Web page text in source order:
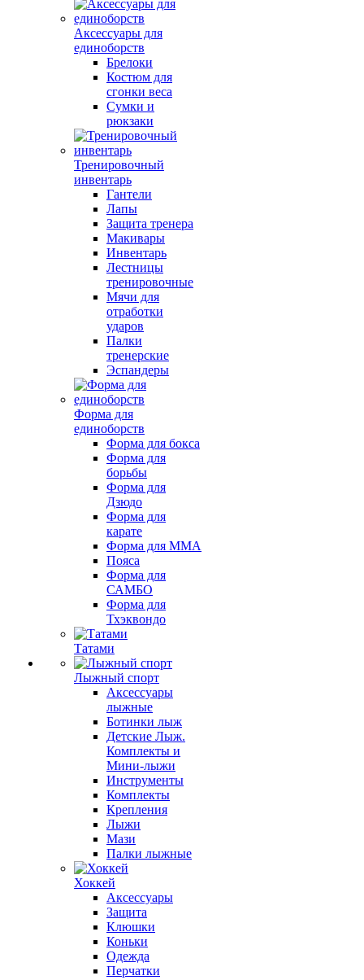
Аксессуары для
единоборств
Брелоки
Костюм для
сгонки веса
Сумки и
рюкзаки
Тренировочный
инвентарь
Гантели
Лапы
Защита тренера
Макивары
Инвентарь
Лестницы
тренировочные
Мячи для
отработки
ударов
Палки
тренерские
Эспандеры
Форма для
единоборств
Форма для бокса
Форма для
борьбы
Форма для
Дзюдо
Форма для
карате
Форма для MMA
Пояса
Форма для
САМБО
Форма для
Тхэквондо
Татами
Лыжный спорт
Аксессуары
лыжные
Ботинки лыж
Детские Лыж.
Комплекты и
Мини-лыжи
Инструменты
Комплекты
Крепления
Лыжи
Мази
Палки лыжные
Хоккей
Аксессуары
Защита
Клюшки
Коньки
Одежда
Перчатки